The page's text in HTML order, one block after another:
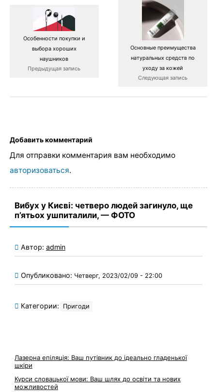
Особенности покупки и
выбора хороших
наушников
Предыдущая запись
Основные преимущества
натуральных средств по
уходу за кожей
Следующая запись
Добавить комментарий
Для отправки комментария вам необходимо
авторизоваться.
Вибух у Києві: четверо людей загинуло, ще
п’ятьох ушпиталили, — ФОТО
Автор: admin
Опубликовано: Четверг, 2023/02/09 - 22:00
Категории: Пригоди
Лазерна епіляція: Ваш путівник до ідеально гладенької
шкіри
Курси словацької мови: Ваш шлях до освіти та нових
можливостей